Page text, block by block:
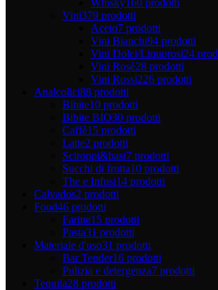
Vini379 prodotti
Aceto7 prodotti
Vini Bianchi94 prodotti
Vini Dolci/Liquorosi24
Vini Rosè28 prodotti
Vini Rossi226 prodotti
Analcolici88 prodotti
Bibite10 prodotti
Bibite BIO30 prodotti
Caffè15 prodotti
Latte2 prodotti
Sciroppi&basi7 prodotti
Succhi di frutta10 prodotti
The e Infusi14 prodotti
Calvados2 prodotti
Food46 prodotti
Farine15 prodotti
Pasta31 prodotti
Materiale d'uso31 prodotti
Bar Tender16 prodotti
Pulizia e detergenza7 prodotti
Tequila28 prodotti